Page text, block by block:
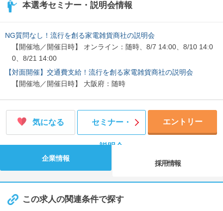
本選考セミナー・説明会情報
NG質問なし！流行を創る家電雑貨商社の説明会
【開催地／開催日時】 オンライン：随時、8/7 14:00、8/10 14:0
0、8/21 14:00
【対面開催】交通費支給！流行を創る家電雑貨商社の説明会
【開催地／開催日時】 大阪府：随時
気になる セミナー・
説明会
エントリー
企業情報
採用情報
この求人の関連条件で探す